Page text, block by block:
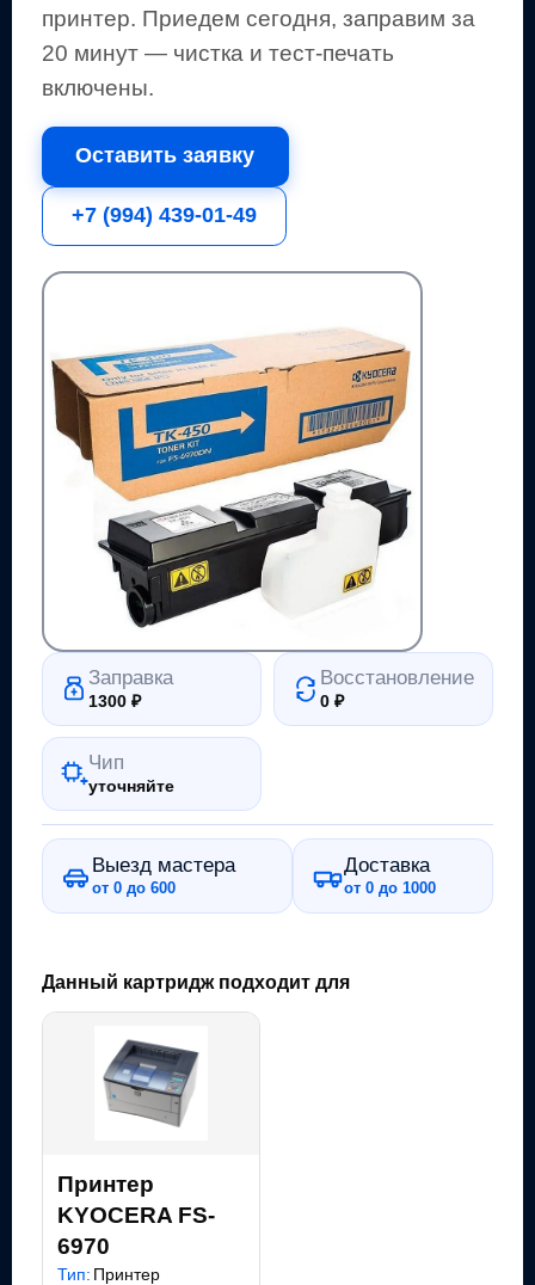
принтер. Приедем сегодня, заправим за
20 минут — чистка и тест-печать
включены.
Оставить заявку
+7 (994) 439-01-49
Заправка
1300₽
Восстановление
0₽
Чип
уточняйте
Выезд мастера
от 0 до 600
Доставка
от 0 до 1000
Данный картридж подходит для
Принтер
KYOCERA FS-
6970
Тип: Принтер